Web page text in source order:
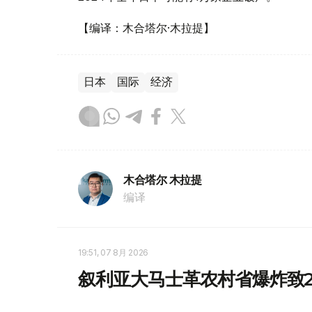
【编译：木合塔尔·木拉提】
日本 国际 经济
木合塔尔 木拉提
编译
19:51, 07 8月 2026
叙利亚大马士革农村省爆炸致